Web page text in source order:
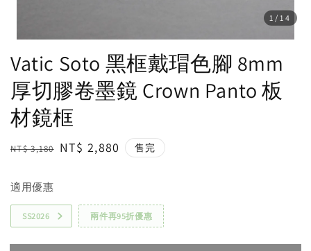
1 /14
Vatic Soto 黑框戴瑁色腳 8mm
厚切膠卷墨鏡 Crown Panto 板
材鏡框
Regular
NT$ 3,180 Sale
NT$ 2,880 售完
適用優惠
SS2026 兩件再95折優惠